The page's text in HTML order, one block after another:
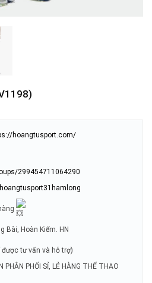
hoangtusport.com/
299454711064290
Bài, Hoàn Kiếm. HN
tư vấn và hỗ trợ)
PHÂN PHỐI SỈ, LẺ HÀNG THỂ THAO